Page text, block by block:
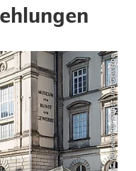
© Museum für Kunst und Gewerbe